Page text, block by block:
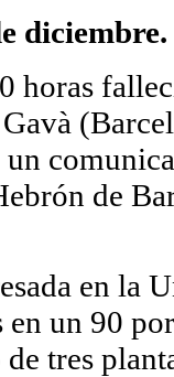
diciembre.
horas
de
en la
en un 90
tres